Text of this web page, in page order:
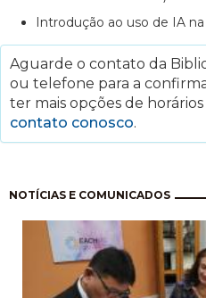
Introdução ao uso de IA
Aguarde o contato da
ou telefone para a
ter mais opções de
contato conosco.
NOTÍCIAS E COMUNICADOS
Paginação